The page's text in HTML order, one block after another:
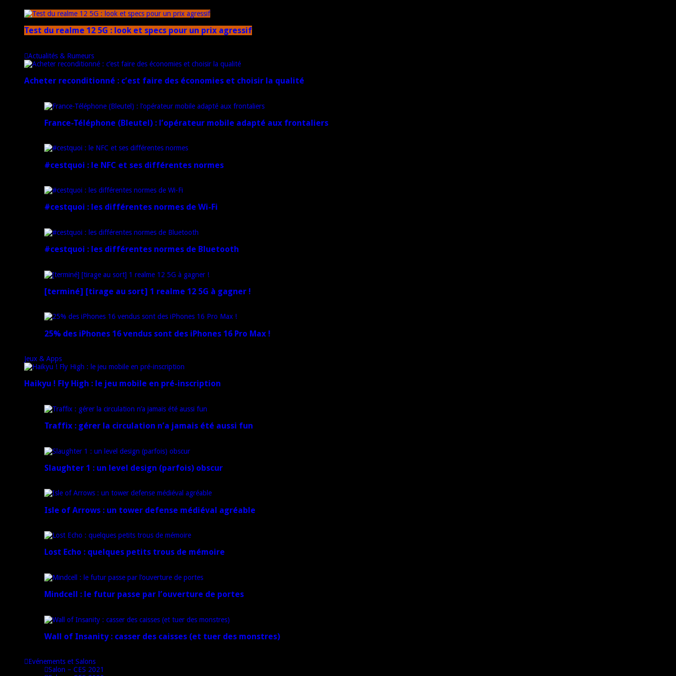
Test du realme 12 5G : look et specs pour un prix agressif
Actualités & Rumeurs
Acheter reconditionné : c’est faire des économies et choisir la qualité
France-Téléphone (Bleutel) : l’opérateur mobile adapté aux frontaliers
#cestquoi : le NFC et ses différentes normes
#cestquoi : les différentes normes de Wi-Fi
#cestquoi : les différentes normes de Bluetooth
[terminé] [tirage au sort] 1 realme 12 5G à gagner !
25% des iPhones 16 vendus sont des iPhones 16 Pro Max !
Jeux & Apps
Haikyu ! Fly High : le jeu mobile en pré-inscription
Traffix : gérer la circulation n’a jamais été aussi fun
Slaughter 1 : un level design (parfois) obscur
Isle of Arrows : un tower defense médiéval agréable
Lost Echo : quelques petits trous de mémoire
Mindcell : le futur passe par l’ouverture de portes
Wall of Insanity : casser des caisses (et tuer des monstres)
Evénements et Salons
Salon – CES 2021